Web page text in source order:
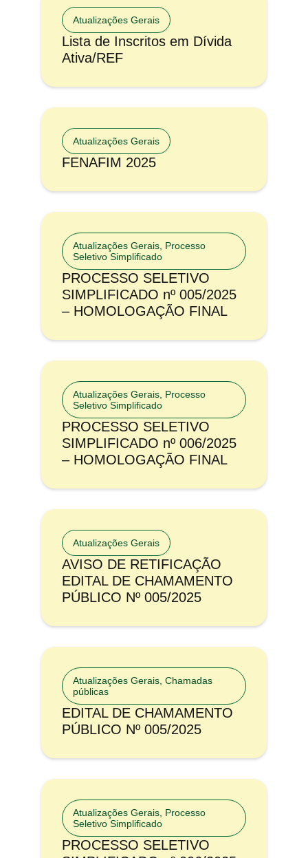
Atualizações Gerais
Lista de Inscritos em Dívida
Ativa/REF
Atualizações Gerais
FENAFIM 2025
Atualizações Gerais Processo
Seletivo Simplificado
PROCESSO SELETIVO
SIMPLIFICADO nº 005/2025
– HOMOLOGAÇÃO FINAL
Atualizações Gerais Processo
Seletivo Simplificado
PROCESSO SELETIVO
SIMPLIFICADO nº 006/2025
– HOMOLOGAÇÃO FINAL
Atualizações Gerais
AVISO DE RETIFICAÇÃO
EDITAL DE CHAMAMENTO
PÚBLICO Nº 005/2025
Atualizações Gerais Chamadas
públicas
EDITAL DE CHAMAMENTO
PÚBLICO Nº 005/2025
Atualizações Gerais Processo
Seletivo Simplificado
PROCESSO SELETIVO